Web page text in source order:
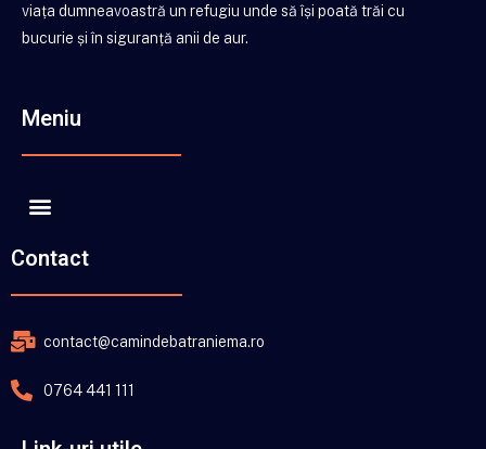
viața dumneavoastră un refugiu unde să își poată trăi cu
bucurie și în siguranță anii de aur.
Meniu
Contact
contact@camindebatraniema.ro
0764 441 111